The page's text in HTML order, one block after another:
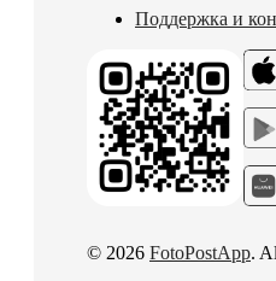
Поддержка и
© 2026 FotoPostApp.